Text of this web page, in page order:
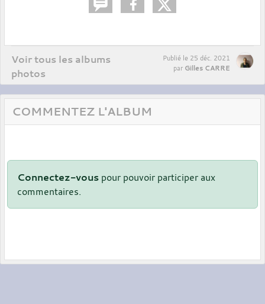
Voir tous les albums
photos
Publié le 25 déc. 2021
par Gilles CARRE
COMMENTEZ L'ALBUM
Connectez-vous pour pouvoir participer aux
commentaires.